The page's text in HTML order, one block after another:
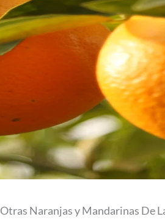
Otras Naranjas y Mandarinas De